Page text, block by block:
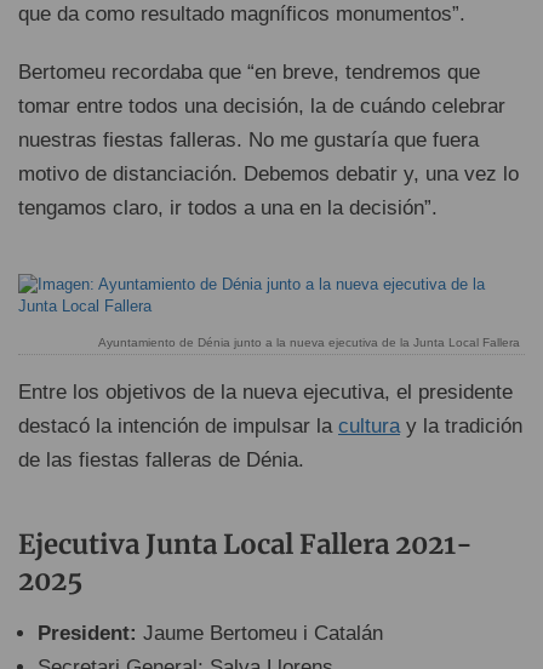
que da como resultado magníficos monumentos”.
Bertomeu recordaba que “en breve, tendremos que
tomar entre todos una decisión, la de cuándo celebrar
nuestras fiestas falleras. No me gustaría que fuera
motivo de distanciación. Debemos debatir y, una vez lo
tengamos claro, ir todos a una en la decisión”.
Ayuntamiento de Dénia junto a la nueva ejecutiva de la Junta Local Fallera
Entre los objetivos de la nueva ejecutiva, el presidente
destacó la intención de impulsar la culturay la tradición
de las fiestas falleras de Dénia.
Ejecutiva Junta Local Fallera 2021-
2025
President: Jaume Bertomeu i Catalán